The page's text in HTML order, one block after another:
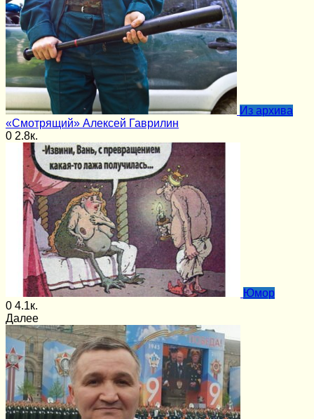
Из архива
«Смотрящий» Алексей Гаврилин
0 2.8к.
Юмор
0 4.1к.
Далее